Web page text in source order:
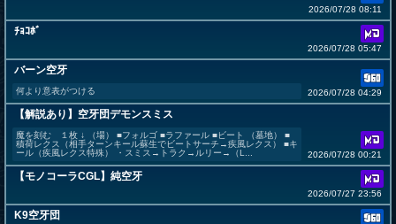
2026/07/28 08:11
ﾁｮｺﾎﾞ
2026/07/28 05:47
バーン空牙
何より意表がつける 2026/07/28 04:29
【解説あり】空牙団デモンスミス
魔を刻む １枚 ↓ （場） ■フォルゴ ■ラファール ■ビート （墓地） ■
積荷レクス（相手ターンキール蘇生でビートサーチ→疾風レクス） ■キ
ール（疾風レクス特殊） ・スミス→トラク→ルリー→（L...
2026/07/28 00:21
【モノコーラCGL】純空牙
2026/07/27 23:56
K9空牙団